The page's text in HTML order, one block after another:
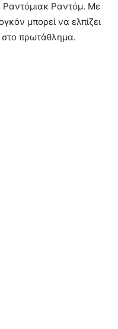
Ραντόμιακ Ραντόμ. Με
μπορεί να ελπίζει
στο πρωτάθλημα.